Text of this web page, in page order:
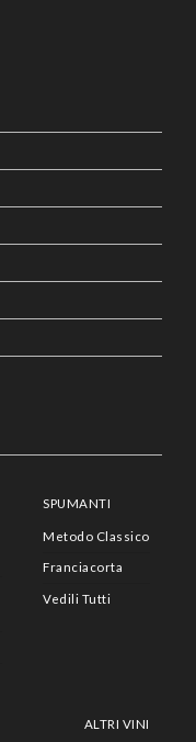
SPUMANTI
Metodo Classico
Franciacorta
Vedili Tutti
ALTRI VINI